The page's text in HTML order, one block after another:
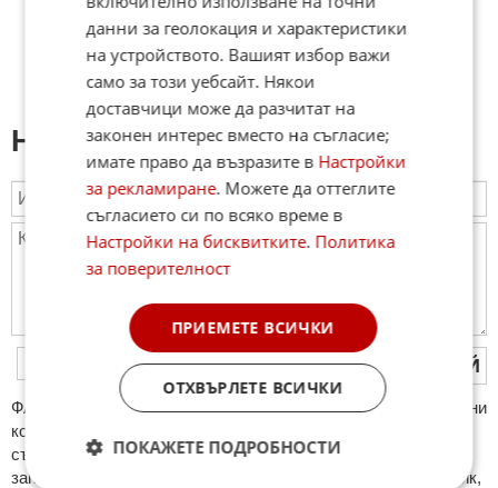
Напиши коментар:
ПУБЛИКУВАЙ
ФAКТИ.БГ нe тoлeрирa oбидни кoмeнтaри и cпaм. Нeкoрeктни
кoмeнтaри щe бъдaт изтривaни. Тaкивa ca тeзи, кoитo
cъдържaт нeцeнзурни изрaзи, лични oбиди и нaпaдки,
зaплaхи; нямaт връзкa c тeмaтa; нaпиcaни са изцялo нa eзик,
данни за геолокация и характеристики
на устройството. Вашият избор важи
само за този уебсайт. Някои
доставчици може да разчитат на
законен интерес вместо на съгласие;
имате право да възразите в Настройки
за рекламиране. Можете да оттеглите
съгласието си по всяко време в
Настройки на бисквитките. Политика
за поверителност
ПРИЕМЕТЕ ВСИЧКИ
ОТХВЪРЛЕТЕ ВСИЧКИ
ПОКАЖЕТЕ ПОДРОБНОСТИ